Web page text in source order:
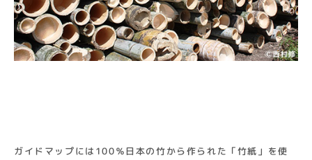
ガイドマップには100％日本の竹から作られた「竹紙」を使